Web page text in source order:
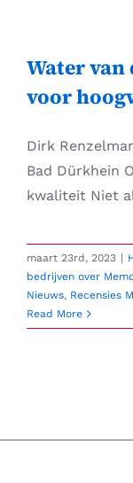
contentWater van
voor
Dirk
Bad Dürkhein
kwaliteit Niet
maart 23rd, 2023 |
bedrijven over
Nieuws, Recensies
Read More